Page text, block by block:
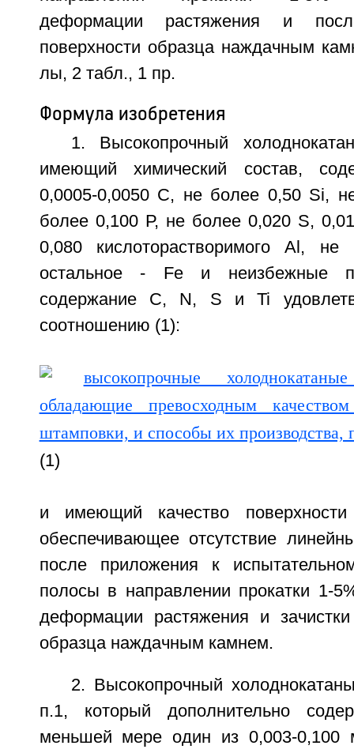
деформации растяжения и
поверхности образца наждачным
лы, 2 табл., 1 пр.
Формула изобретения
1. Высокопрочный
имеющий химический состав,
0,0005-0,0050 С, не более 0,50 Si,
более 0,100 Р, не более 0,020 S,
0,080 кислоторастворимого Al,
остальное - Fe и неизбежные
содержание С, N, S и Ti
соотношению (1):
(1)
и имеющий качество
обеспечивающее отсутствие
после приложения к
полосы в направлении прокатки 1-
деформации растяжения и
образца наждачным камнем.
2. Высокопрочный
п.1, который дополнительно
меньшей мере один из 0,003-0,100